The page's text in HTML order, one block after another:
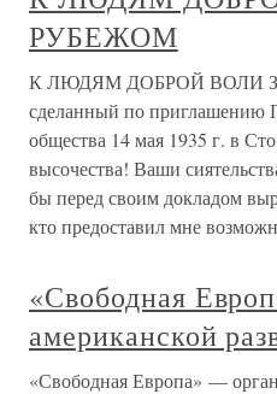
РУБЕЖОМ
К ЛЮДЯМ ДОБРОЙ ВОЛИ
сделанный по приглашению
общества 14 мая 1935 г. в
высочества! Ваши
бы перед своим докладом
кто предоставил мне
«Свободная
американской
«Свободная Европа» —